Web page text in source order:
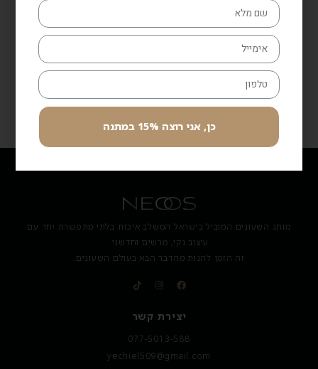
Add to cart
לקבלת עזרה ב-WhatsApp
מותג השעונים המוביל בישראל המשלב איכות בלתי מתפשרת יחד עם
עיצוב נקי, מרשים וחדשני.
זה הזמן להנות מהדבר הבא בעולם השעונים.
יצירת קשר
077-5013-588
yechiel509@gmail.com
כן, אני רוצה 15% במתנה